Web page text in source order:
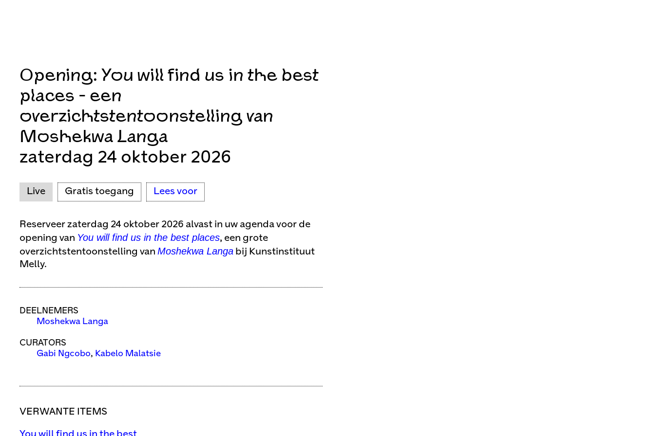
Opening: You will find us in the best
places - een
overzichtstentoonstelling van
Moshekwa Langa
zaterdag 24 oktober 2026
Live Gratis toegang Lees voor
Reserveer zaterdag 24 oktober 2026 alvast in uw agenda voor de
opening van You will find us in the best places, een grote
overzichtstentoonstelling van Moshekwa Langa bij Kunstinstituut
Melly.
DEELNEMERS
Moshekwa Langa
CURATORS
Gabi Ngcobo, Kabelo Malatsie
VERWANTE ITEMS